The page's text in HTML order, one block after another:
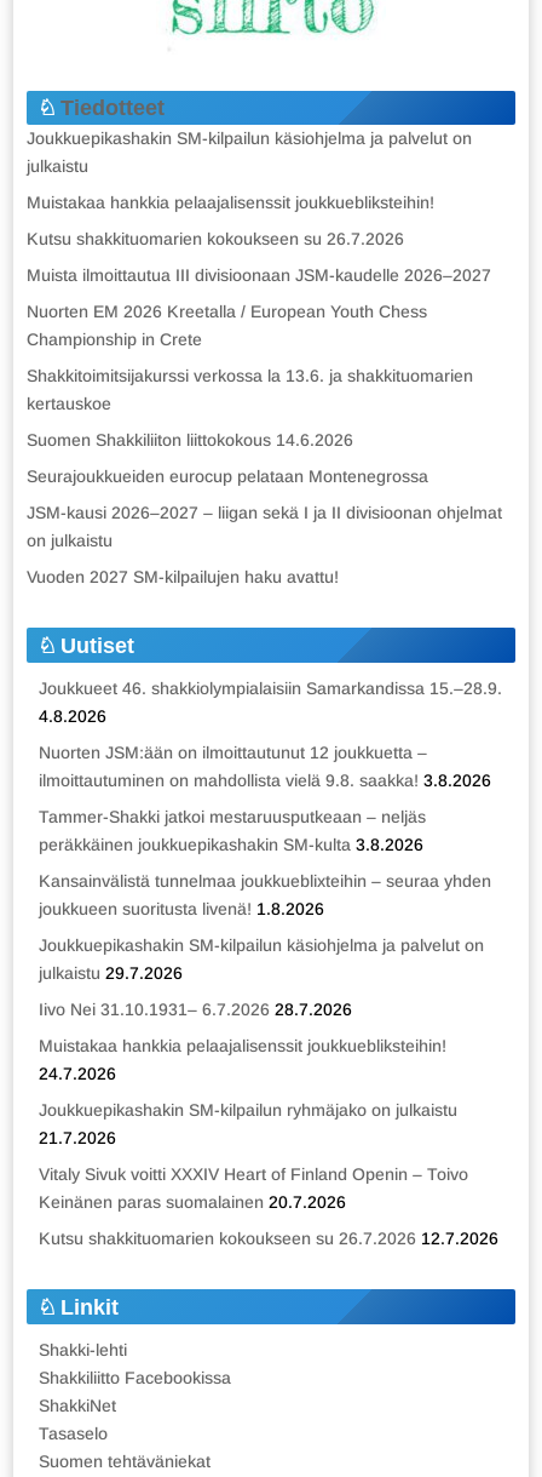
Tiedotteet
Joukkuepikashakin SM-kilpailun käsiohjelma ja palvelut on
julkaistu
Muistakaa hankkia pelaajalisenssit joukkuebliksteihin!
Kutsu shakkituomarien kokoukseen su 26.7.2026
Muista ilmoittautua III divisioonaan JSM-kaudelle 2026–2027
Nuorten EM 2026 Kreetalla / European Youth Chess
Championship in Crete
Shakkitoimitsijakurssi verkossa la 13.6. ja shakkituomarien
kertauskoe
Suomen Shakkiliiton liittokokous 14.6.2026
Seurajoukkueiden eurocup pelataan Montenegrossa
JSM-kausi 2026–2027 – liigan sekä I ja II divisioonan ohjelmat
on julkaistu
Vuoden 2027 SM-kilpailujen haku avattu!
Uutiset
Joukkueet 46. shakkiolympialaisiin Samarkandissa 15.–28.9.
4.8.2026
Nuorten JSM:ään on ilmoittautunut 12 joukkuetta –
ilmoittautuminen on mahdollista vielä 9.8. saakka! 3.8.2026
Tammer-Shakki jatkoi mestaruusputkeaan – neljäs
peräkkäinen joukkuepikashakin SM-kulta 3.8.2026
Kansainvälistä tunnelmaa joukkueblixteihin – seuraa yhden
joukkueen suoritusta livenä! 1.8.2026
Joukkuepikashakin SM-kilpailun käsiohjelma ja palvelut on
julkaistu 29.7.2026
Iivo Nei 31.10.1931– 6.7.2026 28.7.2026
Muistakaa hankkia pelaajalisenssit joukkuebliksteihin!
24.7.2026
Joukkuepikashakin SM-kilpailun ryhmäjako on julkaistu
21.7.2026
Vitaly Sivuk voitti XXXIV Heart of Finland Openin – Toivo
Keinänen paras suomalainen 20.7.2026
Kutsu shakkituomarien kokoukseen su 26.7.2026 12.7.2026
Linkit
Shakki-lehti
Shakkiliitto Facebookissa
ShakkiNet
Tasaselo
Suomen tehtäväniekat